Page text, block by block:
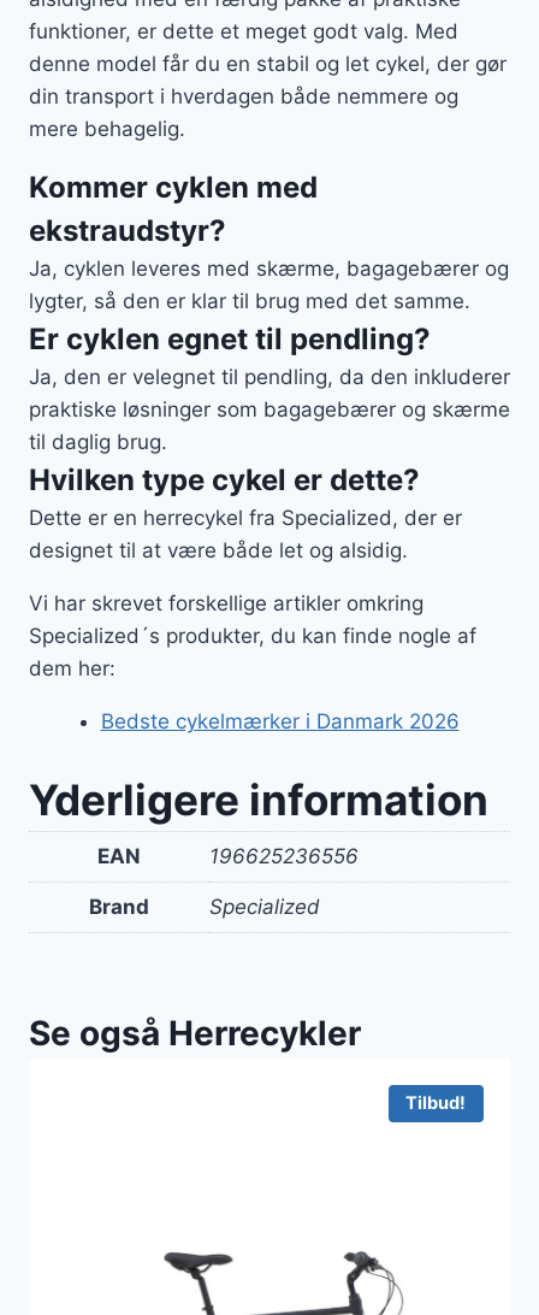
funktioner, er dette et meget godt valg. Med
denne model får du en stabil og let cykel, der gør
din transport i hverdagen både nemmere og
mere behagelig.
Kommer cyklen med
ekstraudstyr?
Ja, cyklen leveres med skærme, bagagebærer og
lygter, så den er klar til brug med det samme.
Er cyklen egnet til pendling?
Ja, den er velegnet til pendling, da den inkluderer
praktiske løsninger som bagagebærer og skærme
til daglig brug.
Hvilken type cykel er dette?
Dette er en herrecykel fra Specialized, der er
designet til at være både let og alsidig.
Vi har skrevet forskellige artikler omkring
Specialized´s produkter, du kan finde nogle af
dem her:
Bedste cykelmærker i Danmark 2026
Yderligere information
EAN 196625236556
Brand Specialized
Se også Herrecykler
Tilbud!